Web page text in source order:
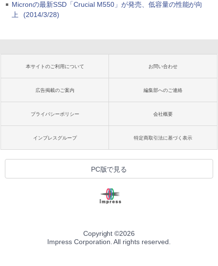
Micronの最新SSD「Crucial M550」が発売、低容量の性能が向
上
(2014/3/28)
本サイトのご利用について お問い合わせ
広告掲載のご案内 編集部へのご連絡
プライバシーポリシー 会社概要
インプレスグループ 特定商取引法に基づく表示
PC版で見る
Copyright ©2026
Impress Corporation. All rights reserved.